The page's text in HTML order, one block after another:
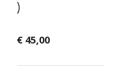
)
€ 45,00